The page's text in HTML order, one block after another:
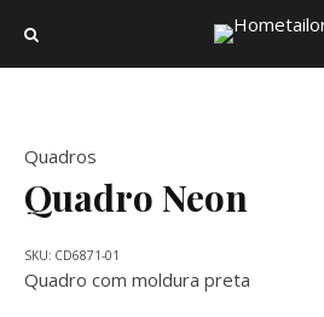
Quadros
Quadro Neon
Quadro com moldura preta
SKU: CD6871-01